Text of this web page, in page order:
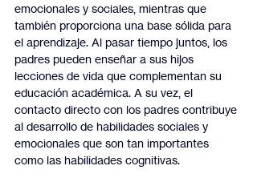
emocionales y sociales, mientras que
también proporciona una base sólida para
el aprendizaje. Al pasar tiempo juntos, los
padres pueden enseñar a sus hijos
lecciones de vida que complementan su
educación académica. A su vez, el
contacto directo con los padres contribuye
al desarrollo de habilidades sociales y
emocionales que son tan importantes
como las habilidades cognitivas.